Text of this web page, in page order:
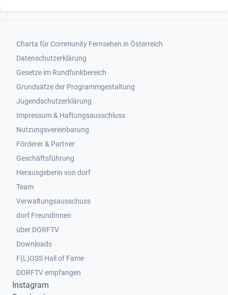
Footer 1
Charta für Community Fernsehen in Österreich
Datenschutzerklärung
Gesetze im Rundfunkbereich
Grundsätze der Programmgestaltung
Jugendschutzerklärung
Impressum & Haftungsausschluss
Nutzungsvereinbarung
Footer 2
Förderer & Partner
Geschäftsführung
Herausgeberin von dorf
Team
Verwaltungsausschuss
dorf FreundInnen
Footer 3
über DORFTV
Downloads
F(L)OSS Hall of Fame
Footer 4
DORFTV empfangen
Instagram